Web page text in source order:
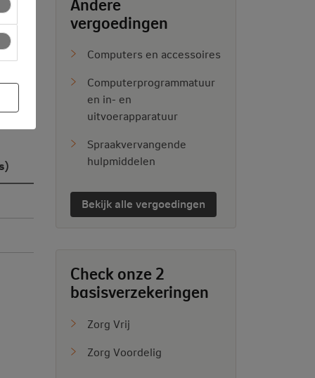
vergoedingen
Computers en accessoires
Computerprogrammatuur
en in- en
uitvoerapparatuur
Spraakvervangende
hulpmiddelen
Bekijk alle vergoedingen
Check onze 2
basisverzekeringen
Zorg Vrij
Zorg Voordelig